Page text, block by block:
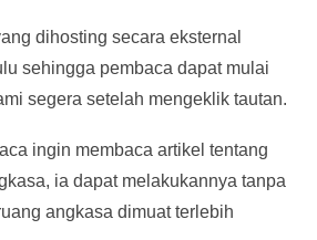
dihosting secara eksternal
sehingga pembaca dapat mulai
segera setelah mengeklik tautan.
ingin membaca artikel tentang
ia dapat melakukannya tanpa
angkasa dimuat terlebih